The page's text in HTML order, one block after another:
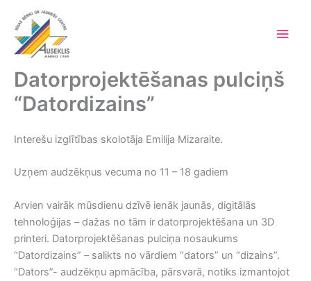
content
Datorprojektēšanas pulciņš
“Datordizains”
Interešu izglītības skolotāja Emilija Mizaraite.
Uzņem audzēkņus vecuma no 11 – 18 gadiem
Arvien vairāk mūsdienu dzīvē ienāk jaunās, digitālās
tehnoloģijas – dažas no tām ir datorprojektēšana un 3D
printeri. Datorprojektēšanas pulciņa nosaukums
“Datordizains” – salikts no vārdiem “dators” un “dizains”.
“Dators”- audzēkņu apmācība, pārsvarā, notiks izmantojot